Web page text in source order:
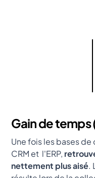
Gain de
Une fois les bases
CRM et l'ERP,
nettement plus aisé.